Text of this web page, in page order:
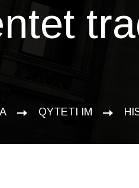
QYTETI IM